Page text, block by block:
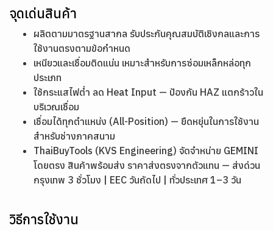
จุดเด่นสินค้า
ผลิตตามมาตรฐานสากล รับประกันคุณสมบัติเชิงกลและการ
ใช้งานตรงตามข้อกำหนด
เหนียวและเชื่อมติดแน่น เหมาะสำหรับการซ่อมเหล็กหล่อทุก
ประเภท
ใช้กระแสไฟต่ำ ลด Heat Input — ป้องกัน HAZ แตกร้าวใน
บริเวณเชื่อม
เชื่อมได้ทุกตำแหน่ง (All-Position) — ยืดหยุ่นในการใช้งาน
สำหรับช่างภาคสนาม
ThaiBuyTools (KVS Engineering) จัดจำหน่าย GEMINI
โดยตรง สินค้าพร้อมส่ง ราคาส่งตรงจากตัวแทน — ส่งด่วน
กรุงเทพ 3 ชั่วโมง | EEC วันถัดไป | ทั่วประเทศ 1–3 วัน
วิธีการใช้งาน